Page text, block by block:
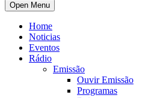
Open Menu
Home
Noticias
Eventos
Rádio
Emissão
Ouvir Emissão
Programas